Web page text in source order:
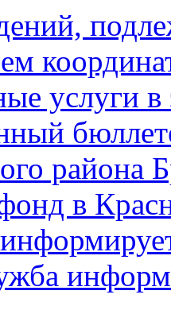
услуги в
района
в